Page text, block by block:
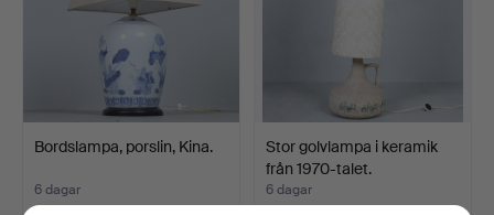
Bordslampa, porslin, Kina.
6 dagar
Stor golvlampa i keramik
från 1970-talet.
6 dagar